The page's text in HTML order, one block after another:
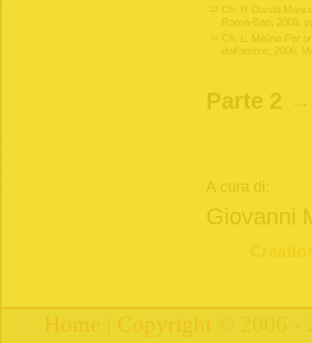
13 Cfr. P. Donati
Roma-Bari, 2006,
14 Cfr. L. Melina Per
dell'amore , 2006,
Parte 2
A cura di:
Giovanni
Home Copyright